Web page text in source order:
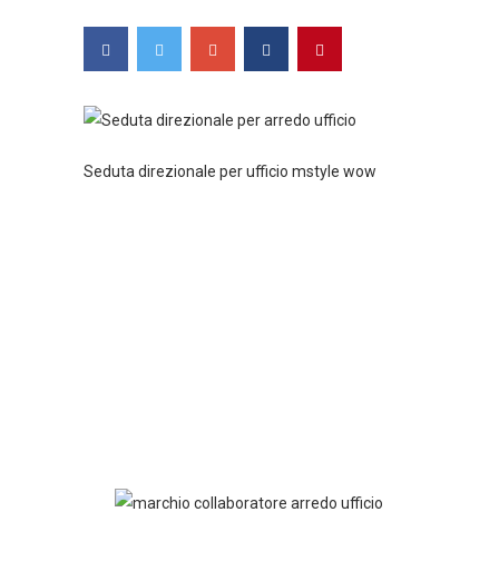
Seduta direzionale per ufficio mstyle wow